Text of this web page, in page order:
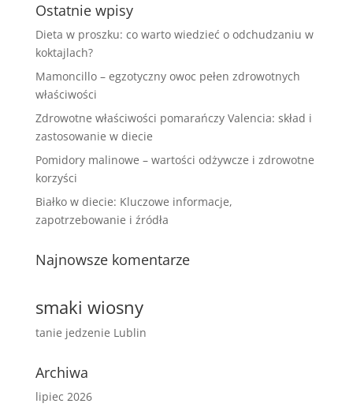
Ostatnie wpisy
Dieta w proszku: co warto wiedzieć o odchudzaniu w
koktajlach?
Mamoncillo – egzotyczny owoc pełen zdrowotnych
właściwości
Zdrowotne właściwości pomarańczy Valencia: skład i
zastosowanie w diecie
Pomidory malinowe – wartości odżywcze i zdrowotne
korzyści
Białko w diecie: Kluczowe informacje,
zapotrzebowanie i źródła
Najnowsze komentarze
smaki wiosny
tanie jedzenie Lublin
Archiwa
lipiec 2026